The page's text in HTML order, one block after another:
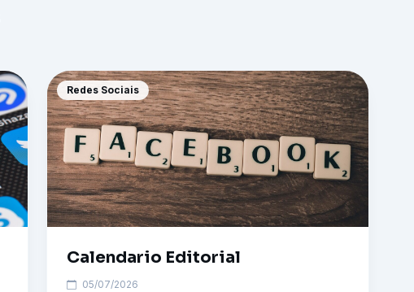
Redes Sociais
Calendario Editorial
05/07/2026